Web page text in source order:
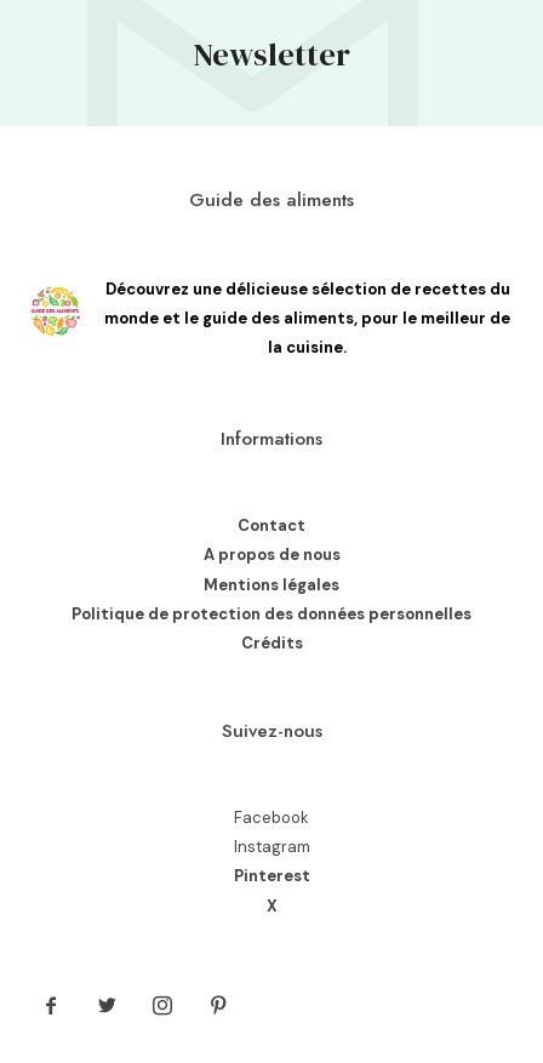
Newsletter
Guide des aliments
Découvrez une délicieuse sélection de recettes du
monde et le guide des aliments, pour le meilleur de
la cuisine.
Informations
Contact
A propos de nous
Mentions légales
Politique de protection des données personnelles
Crédits
Suivez-nous
Facebook
Instagram
Pinterest
X